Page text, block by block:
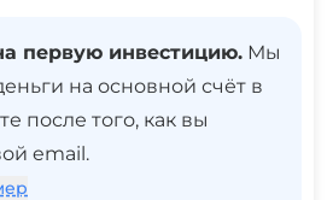
первую инвестицию. Мы
на основной счёт в
после того, как вы
email.